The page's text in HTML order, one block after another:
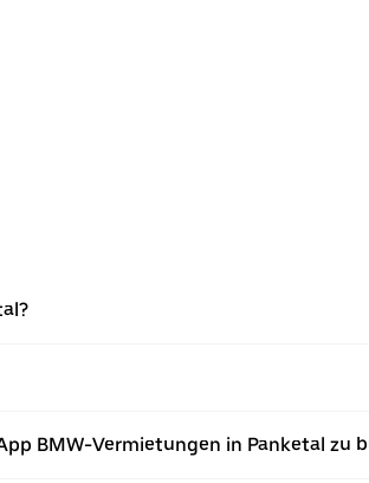
BMW-Vermietungen in Panketal zu